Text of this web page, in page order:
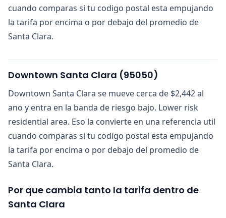
cuando comparas si tu codigo postal esta empujando
la tarifa por encima o por debajo del promedio de
Santa Clara.
Downtown Santa Clara (95050)
Downtown Santa Clara se mueve cerca de $2,442 al
ano y entra en la banda de riesgo bajo. Lower risk
residential area. Eso la convierte en una referencia util
cuando comparas si tu codigo postal esta empujando
la tarifa por encima o por debajo del promedio de
Santa Clara.
Por que cambia tanto la tarifa dentro de
Santa Clara